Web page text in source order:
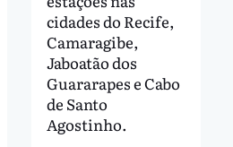
cidades do Recife,
Camaragibe,
Jaboatão dos
Guararapes e Cabo
de Santo
Agostinho.